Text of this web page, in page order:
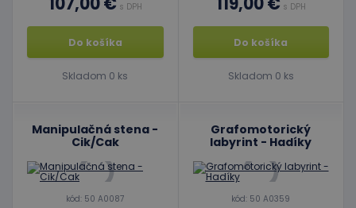
s DPH
Do košíka
Skladom 0 ks
s DPH
Do košíka
Skladom 0 ks
Manipulačná stena -
Cik/Cak
kód: 50 A0087
Grafomotorický
labyrint - Hadíky
kód: 50 A0359